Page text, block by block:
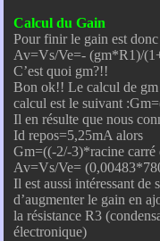
Calcul du Gain
Pour finir le gain est donc
Av=Vs/Ve=- (gm*R1)/
C’est quoi gm?!!
Bon ok!! Le calcul de gm
calcul est le suivant
Il en résulte que nous
Id repos=5,25mA alors
Gm=((-2/-3)*racine
Av=Vs/Ve=
Il est aussi intéressant de
d’augmenter le gain en
la résistance R3
électronique)